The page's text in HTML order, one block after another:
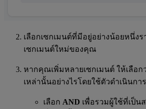
เลือกเซกเมนต์ที่มีอยู่อย่างน้อยหนึ่งร
เซกเมนต์ใหม่ของคุณ
หากคุณเพิ่มหลายเซกเมนต์ ให้เลือก
เหล่านั้นอย่างไรโดยใช้ตัวดำเนินกา
เลือก AND เพื่อรวมผู้ใช้ที่เป็น